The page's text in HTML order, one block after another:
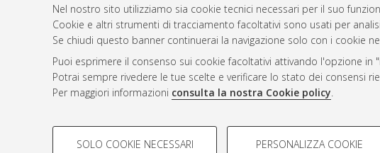
Nel nostro sito utilizziamo sia cookie tecnici necessari per il suo
Cookie e altri strumenti di tracciamento facoltativi sono usati per
Se chiudi questo banner continuerai la navigazione solo con i cookie
Puoi esprimere il consenso sui cookie facoltativi attivando l'opzione
Potrai sempre rivedere le tue scelte e verificare lo stato dei consensi
Per maggiori informazioni consulta la nostra Cookie policy.
COOKIE DI PROFILAZIONE - FACOLTATIVI
SOLO COOKIE NECESSARI PERSONALIZZA COOKIE
Atom
Rss 1.0
Rss 2.0
AMS Laurea
Servizio implementato e
Impostazioni Cookie
Informativa sulla privacy
Condizioni d’uso del sito